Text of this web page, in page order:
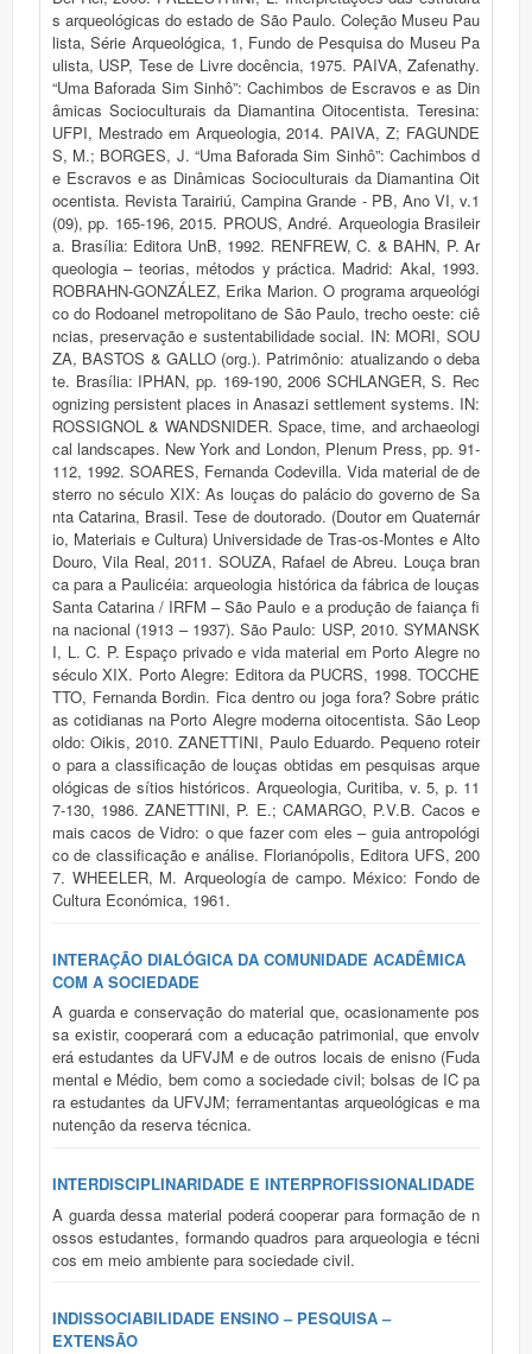
s arqueológicas do estado de São Paulo. Coleção Museu Pau
lista, Série Arqueológica, 1, Fundo de Pesquisa do Museu Pa
ulista, USP, Tese de Livre docência, 1975. PAIVA, Zafenathy.
“Uma Baforada Sim Sinhô”: Cachimbos de Escravos e as Din
âmicas Socioculturais da Diamantina Oitocentista. Teresina:
UFPI, Mestrado em Arqueologia, 2014. PAIVA, Z; FAGUNDE
S, M.; BORGES, J. “Uma Baforada Sim Sinhô”: Cachimbos d
e Escravos e as Dinâmicas Socioculturais da Diamantina Oit
ocentista. Revista Tarairiú, Campina Grande - PB, Ano VI, v.1
(09), pp. 165-196, 2015. PROUS, André. Arqueologia Brasileir
a. Brasília: Editora UnB, 1992. RENFREW, C. & BAHN, P. Ar
queologia – teorias, métodos y práctica. Madrid: Akal, 1993.
ROBRAHN-GONZÁLEZ, Erika Marion. O programa arqueológi
co do Rodoanel metropolitano de São Paulo, trecho oeste: ciê
ncias, preservação e sustentabilidade social. IN: MORI, SOU
ZA, BASTOS & GALLO (org.). Patrimônio: atualizando o deba
te. Brasília: IPHAN, pp. 169-190, 2006 SCHLANGER, S. Rec
ognizing persistent places in Anasazi settlement systems. IN:
ROSSIGNOL & WANDSNIDER. Space, time, and archaeologi
cal landscapes. New York and London, Plenum Press, pp. 91-
112, 1992. SOARES, Fernanda Codevilla. Vida material de de
sterro no século XIX: As louças do palácio do governo de Sa
nta Catarina, Brasil. Tese de doutorado. (Doutor em Quaternár
io, Materiais e Cultura) Universidade de Tras-os-Montes e Alto
Douro, Vila Real, 2011. SOUZA, Rafael de Abreu. Louça bran
ca para a Paulicéia: arqueologia histórica da fábrica de louças
Santa Catarina / IRFM – São Paulo e a produção de faiança fi
na nacional (1913 – 1937). São Paulo: USP, 2010. SYMANSK
I, L. C. P. Espaço privado e vida material em Porto Alegre no
século XIX. Porto Alegre: Editora da PUCRS, 1998. TOCCHE
TTO, Fernanda Bordin. Fica dentro ou joga fora? Sobre prátic
as cotidianas na Porto Alegre moderna oitocentista. São Leop
oldo: Oikis, 2010. ZANETTINI, Paulo Eduardo. Pequeno roteir
o para a classificação de louças obtidas em pesquisas arque
ológicas de sítios históricos. Arqueologia, Curitiba, v. 5, p. 11
7-130, 1986. ZANETTINI, P. E.; CAMARGO, P.V.B. Cacos e
mais cacos de Vidro: o que fazer com eles – guia antropológi
co de classificação e análise. Florianópolis, Editora UFS, 200
7. WHEELER, M. Arqueología de campo. México: Fondo de
Cultura Económica, 1961.
INTERAÇÃO DIALÓGICA DA COMUNIDADE ACADÊMICA
COM A SOCIEDADE
A guarda e conservação do material que, ocasionamente pos
sa existir, cooperará com a educação patrimonial, que envolv
erá estudantes da UFVJM e de outros locais de enisno (Fuda
mental e Médio, bem como a sociedade civil; bolsas de IC pa
ra estudantes da UFVJM; ferramentantas arqueológicas e ma
nutenção da reserva técnica.
INTERDISCIPLINARIDADE E INTERPROFISSIONALIDADE
A guarda dessa material poderá cooperar para formação de n
ossos estudantes, formando quadros para arqueologia e técni
cos em meio ambiente para sociedade civil.
INDISSOCIABILIDADE ENSINO – PESQUISA –
EXTENSÃO